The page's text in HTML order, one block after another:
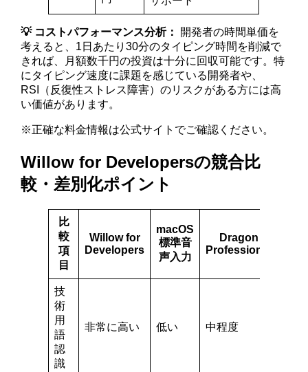
💡 コストパフォーマンス分析：
開発者の時間単価を
考えると、1日あたり30分のタイピング時間を削減で
きれば、月額数千円の投資は十分に回収可能です。特
にタイピング速度に課題を感じている開発者や、
RSI（反復性ストレス障害）のリスクがある方には高
い価値があります。
※正確な料金情報は公式サイトでご確認ください。
Willow for Developersの競合比
較・差別化ポイント
比
較
項
目
Willow for
Developers
macOS
標準音
声入力
Dragon
Professional
技
術
用
語
認
識
非常に高い 低い 中程度